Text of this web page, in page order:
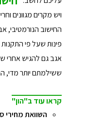
ויש מקרים מגוונים
החישוב הנורמטיבי,
פינות שעל פי
אגב גם להגיש אחרי
ששילמתם יותר מדי,
קראו עוד ב"הון"